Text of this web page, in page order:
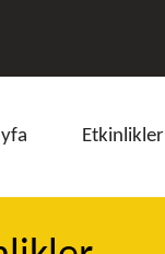
Etkinlikler